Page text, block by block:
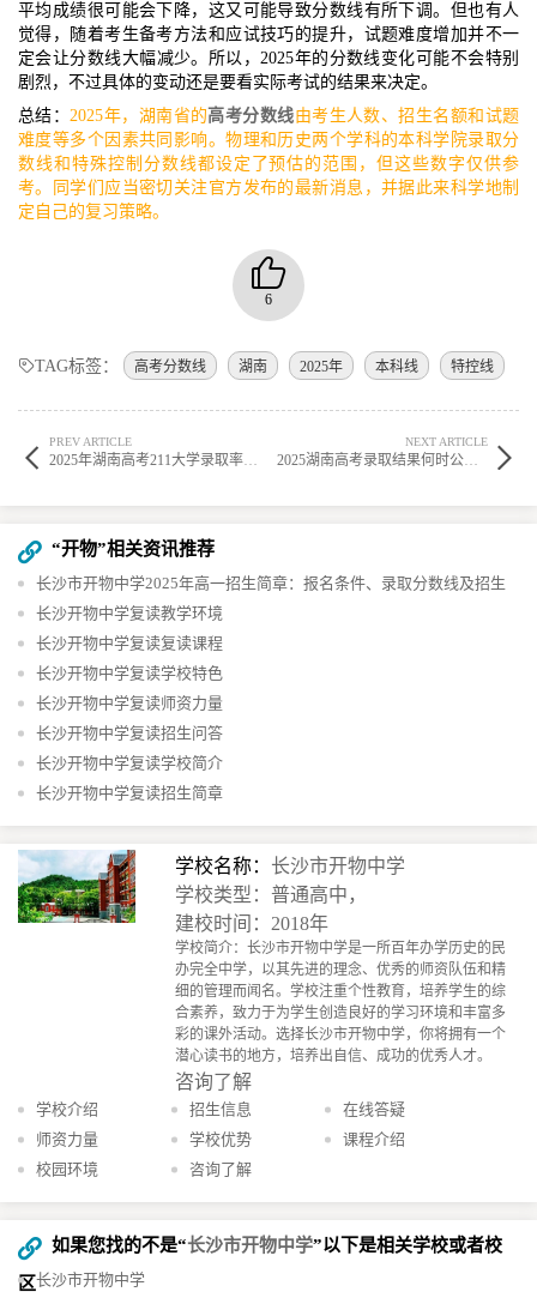
平均成绩很可能会下降，这又可能导致分数线有所下调。但也有人
觉得，随着考生备考方法和应试技巧的提升，试题难度增加并不一
定会让分数线大幅减少。所以，2025年的分数线变化可能不会特别
剧烈，不过具体的变动还是要看实际考试的结果来决定。
总结：2025年，湖南省的高考分数线由考生人数、招生名额和试题
难度等多个因素共同影响。物理和历史两个学科的本科学院录取分
数线和特殊控制分数线都设定了预估的范围，但这些数字仅供参
考。同学们应当密切关注官方发布的最新消息，并据此来科学地制
定自己的复习策略。
6
TAG标签： 高考分数线 湖南 2025年 本科线 特控线
PREV ARTICLE
2025年湖南高考211大学录取率是多少？录取人数又是多少？
NEXT ARTICLE
2025湖南高考录取结果何时公布？附查询官网入口
“开物”相关资讯推荐
长沙市开物中学2025年高一招生简章：报名条件、录取分数线及招生
计划长沙开物中学复读教学环境
长沙开物中学复读复读课程
长沙开物中学复读学校特色
长沙开物中学复读师资力量
长沙开物中学复读招生问答
长沙开物中学复读学校简介
长沙开物中学复读招生简章
学校名称： 长沙市开物中学
学校类型：普通高中，
建校时间：2018年
学校简介：长沙市开物中学是一所百年办学历史的民
办完全中学，以其先进的理念、优秀的师资队伍和精
细的管理而闻名。学校注重个性教育，培养学生的综
合素养，致力于为学生创造良好的学习环境和丰富多
彩的课外活动。选择长沙市开物中学，你将拥有一个
潜心读书的地方，培养出自信、成功的优秀人才。
咨询了解
学校介绍 招生信息
在线答疑
师资力量
学校优势
课程介绍
校园环境
咨询了解
如果您找的不是“长沙市开物中学”以下是相关学校或者校
区长沙市开物中学